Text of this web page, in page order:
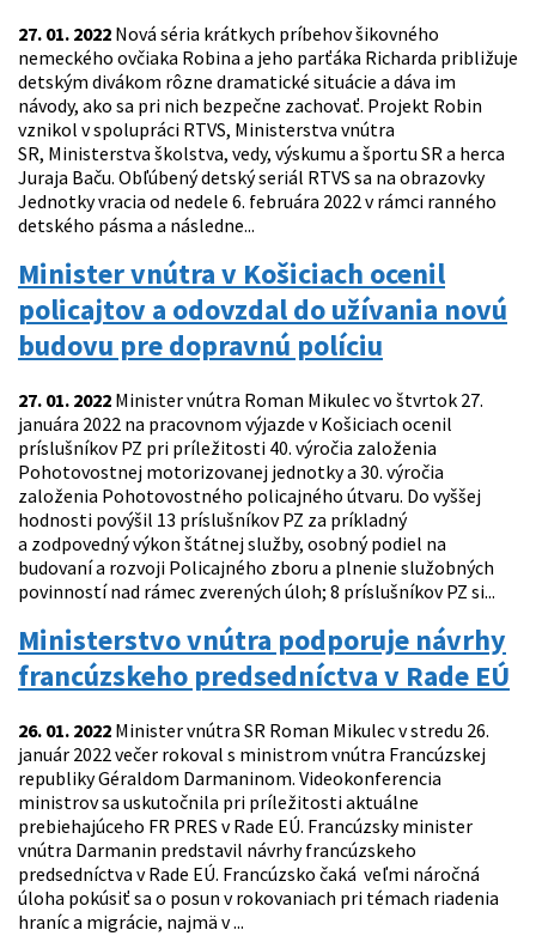
27. 01. 2022 Nová séria krátkych príbehov šikovného
nemeckého ovčiaka Robina a jeho parťáka Richarda približuje
detským divákom rôzne dramatické situácie a dáva im
návody, ako sa pri nich bezpečne zachovať. Projekt Robin
vznikol v spolupráci RTVS, Ministerstva vnútra
SR, Ministerstva školstva, vedy, výskumu a športu SR a herca
Juraja Baču. Obľúbený detský seriál RTVS sa na obrazovky
Jednotky vracia od nedele 6. februára 2022 v rámci ranného
detského pásma a následne...
Minister vnútra v Košiciach ocenil
policajtov a odovzdal do užívania novú
budovu pre dopravnú políciu
27. 01. 2022 Minister vnútra Roman Mikulec vo štvrtok 27.
januára 2022 na pracovnom výjazde v Košiciach ocenil
príslušníkov PZ pri príležitosti 40. výročia založenia
Pohotovostnej motorizovanej jednotky a 30. výročia
založenia Pohotovostného policajného útvaru. Do vyššej
hodnosti povýšil 13 príslušníkov PZ za príkladný
a zodpovedný výkon štátnej služby, osobný podiel na
budovaní a rozvoji Policajného zboru a plnenie služobných
povinností nad rámec zverených úloh; 8 príslušníkov PZ si...
Ministerstvo vnútra podporuje návrhy
francúzskeho predsedníctva v Rade EÚ
26. 01. 2022 Minister vnútra SR Roman Mikulec v stredu 26.
január 2022 večer rokoval s ministrom vnútra Francúzskej
republiky Géraldom Darmaninom. Videokonferencia
ministrov sa uskutočnila pri príležitosti aktuálne
prebiehajúceho FR PRES v Rade EÚ. Francúzsky minister
vnútra Darmanin predstavil návrhy francúzskeho
predsedníctva v Rade EÚ. Francúzsko čaká veľmi náročná
úloha pokúsiť sa o posun v rokovaniach pri témach riadenia
hraníc a migrácie, najmä v ...